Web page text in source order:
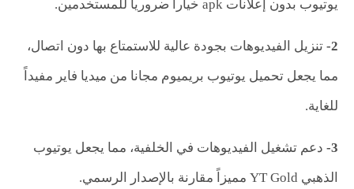
يوتيوب بدون إعلانات apk خياراً ضرورياً للمستخدمين.
2- تنزيل الفيديوهات بجودة عالية للاستمتاع بها دون اتصال،
مما يجعل تحميل يوتيوب بريميوم مجانا من ميديا فاير مفيداً
للغاية.
3- دعم تشغيل الفيديوهات في الخلفية، مما يجعل يوتيوب
الذهبي YT Gold مميزاً مقارنة بالإصدار الرسمي.